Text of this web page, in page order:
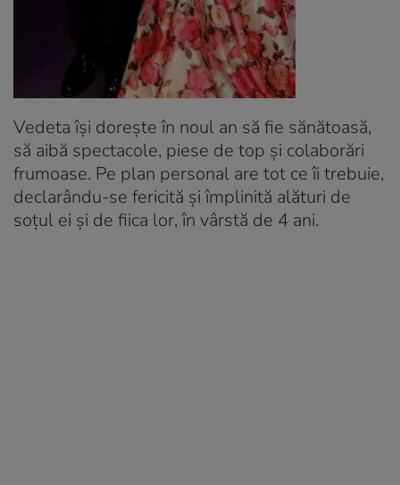
Vedeta își dorește în noul an să fie sănătoasă,
să aibă spectacole, piese de top și colaborări
frumoase. Pe plan personal are tot ce îi trebuie,
declarându-se fericită și împlinită alături de
soțul ei și de fiica lor, în vârstă de 4 ani.